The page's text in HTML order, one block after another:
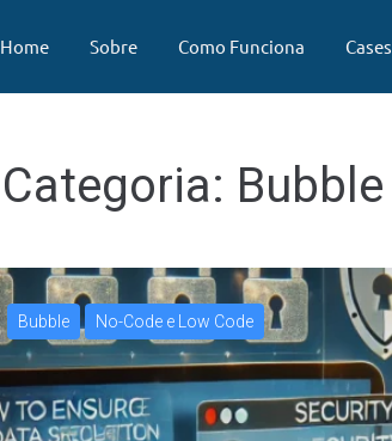
Home Sobre Como Funciona Cases
Categoria: Bubble
Bubble No-Code e Low Code